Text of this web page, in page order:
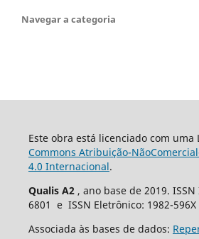
Navegar a categoria
Este obra está licenciado com uma
Commons Atribuição-
4.0 Internacional.
Qualis A2 , ano base de 2019.
6801 e ISSN Eletrônico: 1982-596X
Associada às bases de dados: